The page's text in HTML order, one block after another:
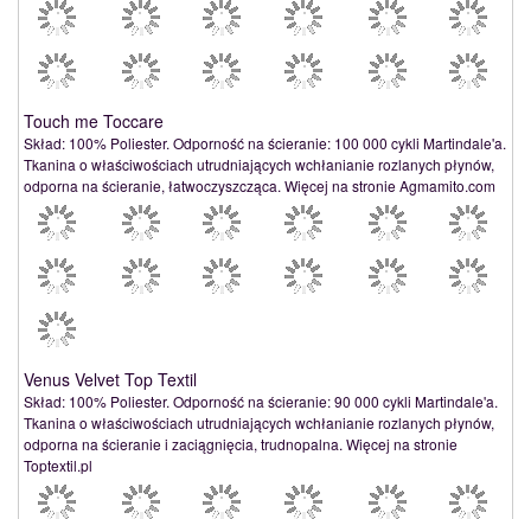
Touch me Toccare
Skład: 100% Poliester. Odporność na ścieranie: 100 000 cykli Martindale'a.
Tkanina o właściwościach utrudniających wchłanianie rozlanych płynów,
odporna na ścieranie, łatwoczyszcząca. Więcej na stronie Agmamito.com
Venus Velvet Top Textil
Skład: 100% Poliester. Odporność na ścieranie: 90 000 cykli Martindale'a.
Tkanina o właściwościach utrudniających wchłanianie rozlanych płynów,
odporna na ścieranie i zaciągnięcia, trudnopalna. Więcej na stronie
Toptextil.pl